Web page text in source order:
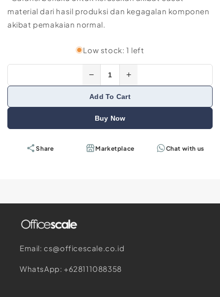
material dari hasil produksi dan kegagalan komponen
akibat pemakaian normal.
Low stock: 1 left
− +
Add To Cart
Buy Now
Share Marketplace Chat with us
Email: cs@officescale.co.id
WhatsApp: +628111088358